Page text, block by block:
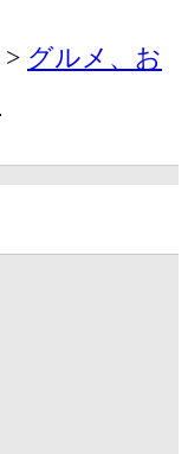
グルメ、お